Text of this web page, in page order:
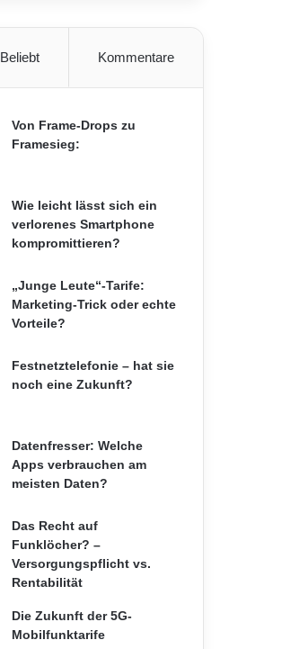
Beliebt Kommentare
Von Frame-Drops zu
Framesieg:
Wie leicht lässt sich ein
verlorenes Smartphone
kompromittieren?
„Junge Leute“-Tarife:
Marketing-Trick oder echte
Vorteile?
Festnetztelefonie – hat sie
noch eine Zukunft?
Datenfresser: Welche
Apps verbrauchen am
meisten Daten?
Das Recht auf
Funklöcher? –
Versorgungspflicht vs.
Rentabilität
Die Zukunft der 5G-
Mobilfunktarife